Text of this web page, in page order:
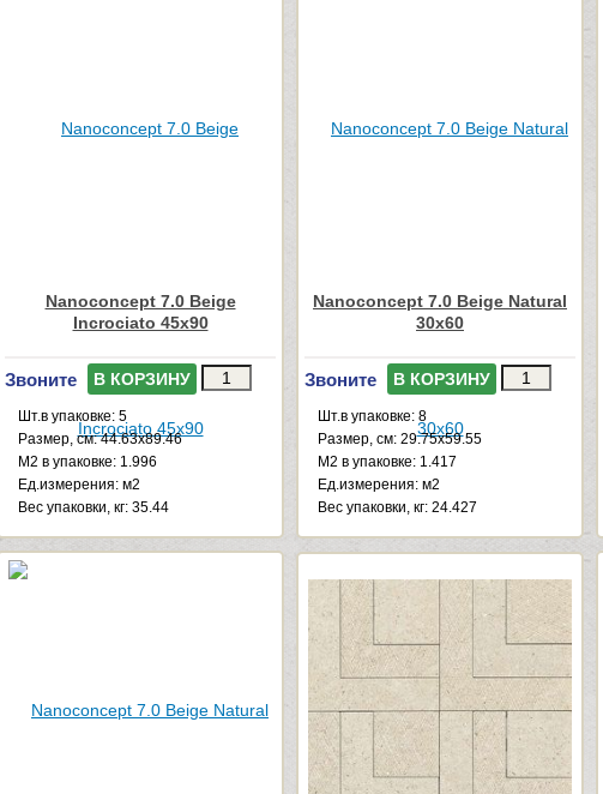
Nanoconcept 7.0 Beige
Incrociato 45x90
Звоните В КОРЗИНУ
Шт.в упаковке: 5
Размер, см: 44.63x89.46
М2 в упаковке: 1.996
Ед.измерения: м2
Веc упаковки, кг: 35.44
Nanoconcept 7.0 Beige Natural
30x60
Звоните В КОРЗИНУ
Шт.в упаковке: 8
Размер, см: 29.75x59.55
М2 в упаковке: 1.417
Ед.измерения: м2
Веc упаковки, кг: 24.427